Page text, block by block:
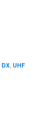
DX, UHF